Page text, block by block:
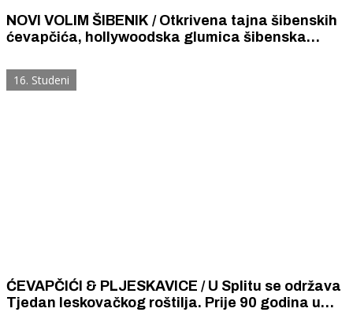
NOVI VOLIM ŠIBENIK / Otkrivena tajna šibenskih
ćevapčića, hollywoodska glumica šibenska
urota...
16. Studeni
ĆEVAPČIĆI & PLJESKAVICE / U Splitu se održava
Tjedan leskovačkog roštilja. Prije 90 godina u